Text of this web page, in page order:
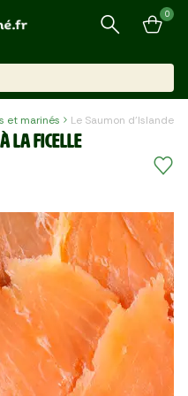
0
et marinés Le Saumon d'Islande
à la ficelle